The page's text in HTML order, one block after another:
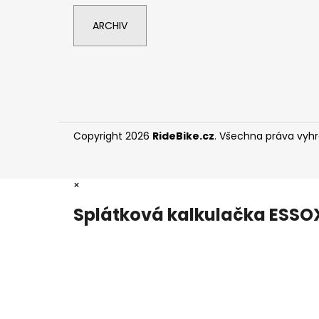
ARCHIV
Copyright 2026 RideBike.cz. Všechna práva
×
Splátková kalkulačka